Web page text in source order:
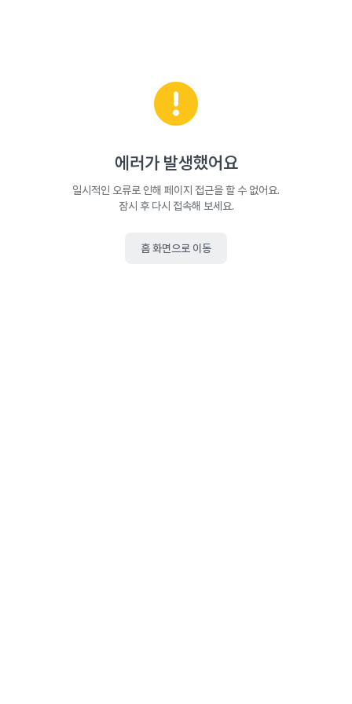
에러가 발생했어요
일시적인 오류로 인해 페이지 접근을 할 수 없어요.
잠시 후 다시 접속해 보세요.
홈 화면으로 이동